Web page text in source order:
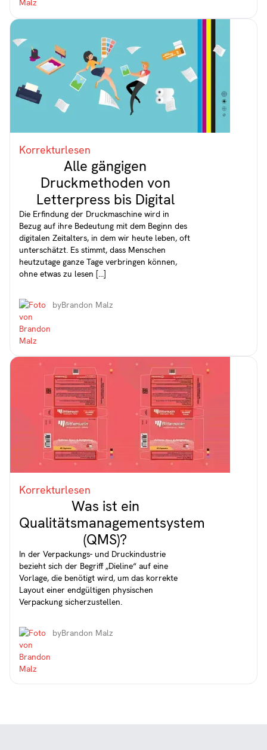
Korrekturlesen
Alle gängigen
Druckmethoden von
Letterpress bis Digital
Die Erfindung der Druckmaschine wird in
Bezug auf ihre Bedeutung mit dem Beginn des
digitalen Zeitalters, in dem wir heute leben, oft
unterschätzt. Es stimmt, dass Menschen
heutzutage ganze Tage verbringen können,
ohne etwas zu lesen [...]
byBrandon Malz
Korrekturlesen
Was ist ein
Qualitätsmanagementsystem
(QMS)?
In der Verpackungs- und Druckindustrie
bezieht sich der Begriff „Dieline“ auf eine
Vorlage, die benötigt wird, um das korrekte
Layout einer endgültigen physischen
Verpackung sicherzustellen.
byBrandon Malz